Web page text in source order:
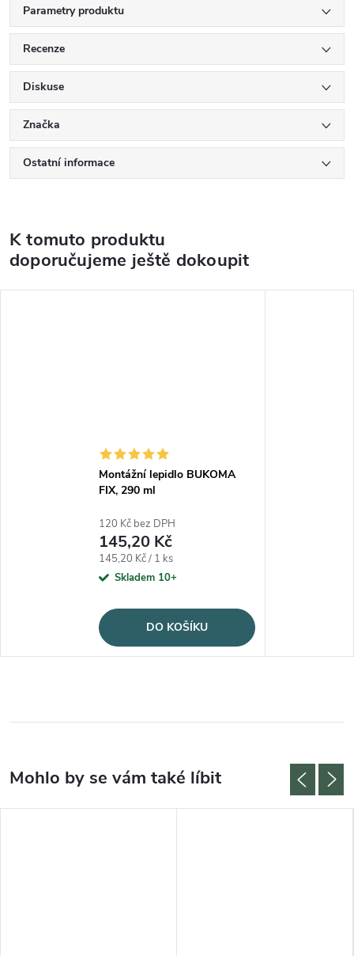
Parametry produktu
Recenze
Diskuse
Značka
Ostatní informace
K tomuto produktu
doporučujeme ještě dokoupit
Montážní lepidlo BUKOMA
FIX, 290 ml
120 Kč bez DPH
145,20 Kč
Měrná cena:
145,20 Kč / 1 ks
Skladem 10+
DO KOŠÍKU